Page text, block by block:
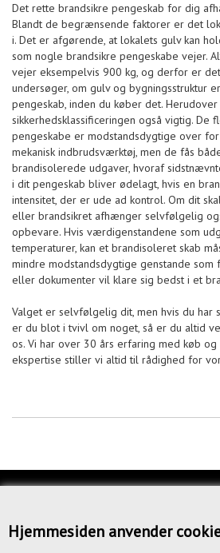
Hjemmesiden anvender
Det rette brandsikre pengeskab for dig
Blandt de begrænsende faktorer er det
i. Det er afgørende, at lokalets gulv kan
som nogle brandsikre pengeskabe vejer.
vejer eksempelvis 900 kg, og derfor er
undersøger, om gulv og bygningsstruktur
pengeskab, inden du køber det.
sikkerhedsklassificeringen også vigtig. De
pengeskabe er modstandsdygtige over
mekanisk indbrudsværktøj, men de fås
brandisolerede udgaver, hvoraf
i dit pengeskab bliver ødelagt, hvis en
intensitet, der er ude ad kontrol. Om dit
eller brandsikret afhænger selvfølgelig
opbevare. Hvis værdigenstandene som
temperaturer, kan et brandisoleret skab
mindre modstandsdygtige genstande som
eller dokumenter vil klare sig bedst i et
Valget er selvfølgelig dit, men hvis du har
er du blot i tvivl om noget, så er du altid
os. Vi har over 30 års erfaring med køb
ekspertise stiller vi altid til rådighed for
OM OS